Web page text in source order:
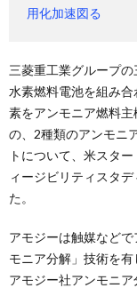
用化加速図る
三菱重工業グループ
水素燃料電池を組み
素をアンモニア燃料
の、2種類のアンモニ
トについて、米スタ
ィージビリティスタ
た。
アモジーは触媒など
モニア分解」技術を有
アモジー社アンモニ